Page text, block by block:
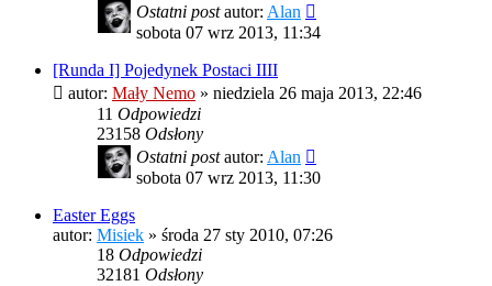
Ostatni postautor: Alan
sobota 07 wrz 2013, 11:34
[Runda I] Pojedynek Postaci IIII
autor: Mały Nemo » niedziela 26 maja 2013, 22:46
11 Odpowiedzi
23158 Odsłony
Ostatni postautor: Alan
sobota 07 wrz 2013, 11:30
Easter Eggs
autor: Misiek » środa 27 sty 2010, 07:26
18 Odpowiedzi
32181 Odsłony